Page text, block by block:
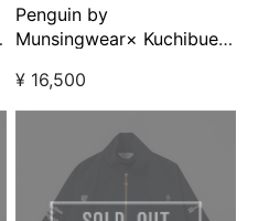
MUNSINGWEAR
Penguin by
Munsingwear× Kuchibue
クジャガードコンフォート
ポロシャツ ベージュ
【GO/LOOK!限定販売】
¥ 16,500